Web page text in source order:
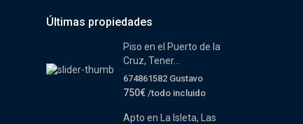
Últimas propiedades
Piso en el Puerto de la
Cruz, Tener...
674861582 Gustavo
750€ /todo incluido
Apto en La Isleta, Las